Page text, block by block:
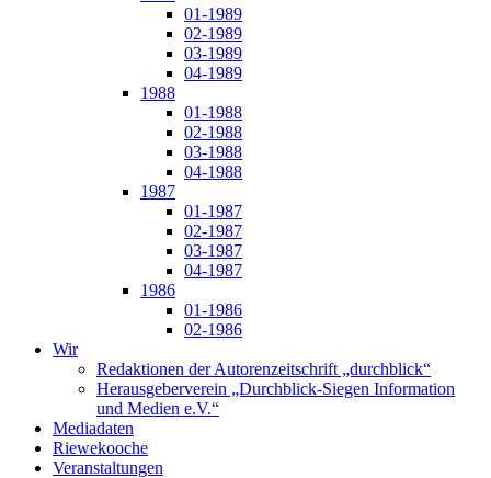
01-1989
02-1989
03-1989
04-1989
1988
01-1988
02-1988
03-1988
04-1988
1987
01-1987
02-1987
03-1987
04-1987
1986
01-1986
02-1986
Wir
Redaktionen der Autorenzeitschrift „durchblick“
Herausgeberverein „Durchblick-Siegen Information
und Medien e.V.“
Mediadaten
Riewekooche
Veranstaltungen